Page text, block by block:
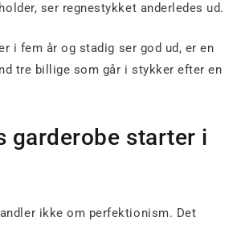
ser regnestykket anderledes ud.
i fem år og stadig ser god ud, er en
tre billige som går i stykker efter en
garderobe starter i
ikke om perfektionism. Det